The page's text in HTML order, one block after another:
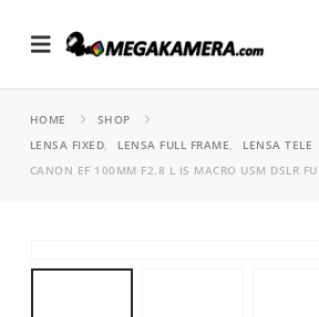
HOME
SHOP
LENSA FIXED, LENSA FULL FRAME,
LENSA TELE
CANON EF 100MM F2.8 L IS MACRO USM DSLR